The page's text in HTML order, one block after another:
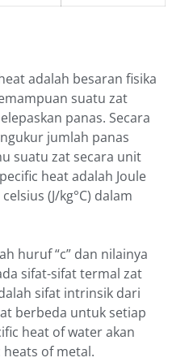
adalah besaran fisika
suatu zat
panas. Secara
jumlah panas
suatu zat secara unit
heat adalah Joule
(J/kg°C) dalam
huruf “c” dan nilainya
sifat-sifat termal zat
sifat intrinsik dari
berbeda untuk setiap
heat of water akan
of metal.